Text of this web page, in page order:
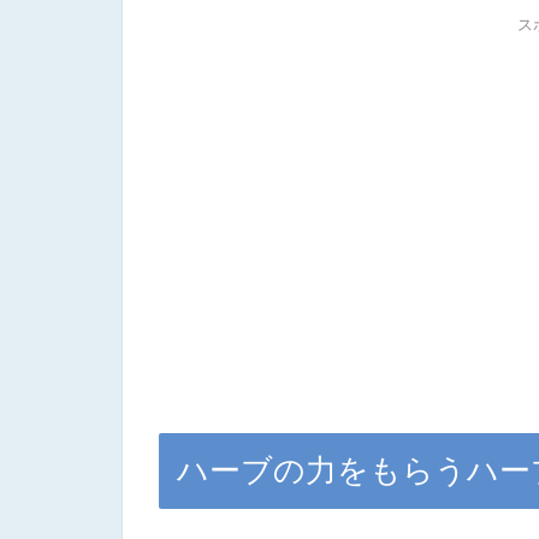
ス
ハーブの力をもらうハー